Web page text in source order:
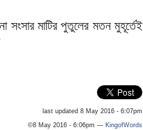
মাটির পুতুলের মতন মুহূর্তেই
last updated 8 May 2016 - 6:07pm
©8 May 2016 - 6:06pm — KingofWords